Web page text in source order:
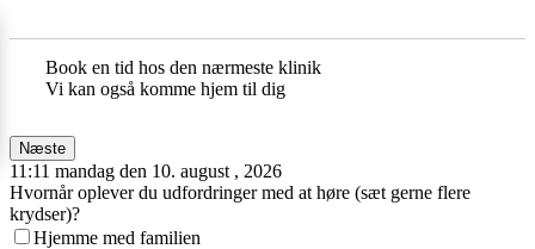
Book en tid hos den nærmeste klinik
Vi kan også komme hjem til dig
Næste
11:11 mandag den 10. august , 2026
Hvornår oplever du udfordringer med at høre (sæt gerne flere
krydser)?
Hjemme med familien